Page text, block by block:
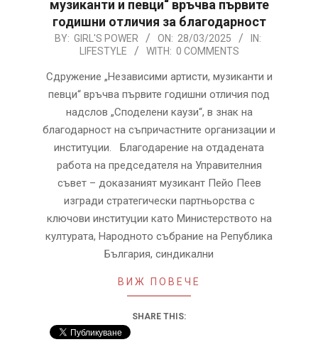
музиканти и певци“ връчва първите
годишни отличия за благодарност
2025-
28
BY: GIRL'S POWER ON: 28/03/2025
IN:
LIFESTYLE
WITH: 0 COMMENTS
Сдружение „Независими артисти, музиканти и
певци“ връчва първите годишни отличия под
надслов „Споделени каузи“, в знак на
благодарност на съпричастните организации и
институции. Благодарение на отдадената
работа на председателя на Управителния
съвет – доказаният музикант Пейо Пеев
изгради стратегически партньорства с
ключови институции като Министерството на
културата, Народното събрание на Република
България, синдикални
ВИЖ ПОВЕЧЕ
SHARE THIS: